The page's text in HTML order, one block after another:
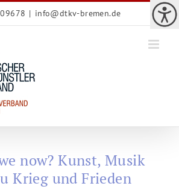
| info@dtkv-bremen.de
now? Kunst, Musik
Krieg und Frieden